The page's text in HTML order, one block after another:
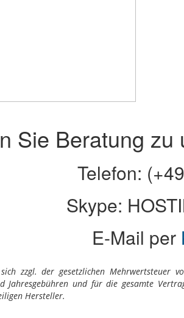
Sie Beratung
Telefon:
Skype:
E-Mail per
zzgl. der gesetzlichen Mehrwertsteuer
Jahresgebühren und für die gesamte
Hersteller.